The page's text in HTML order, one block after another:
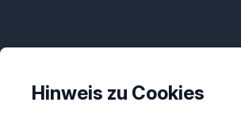
Preise
Hinweis zu Cookies